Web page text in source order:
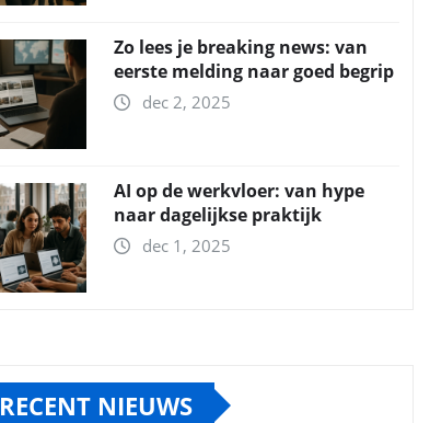
Zo lees je breaking news: van
eerste melding naar goed begrip
dec 2, 2025
AI op de werkvloer: van hype
naar dagelijkse praktijk
dec 1, 2025
RECENT NIEUWS